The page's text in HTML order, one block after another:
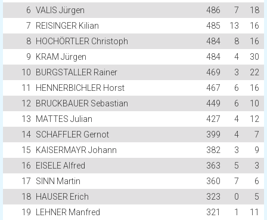
6 VALIS Jürgen 486 7
18
7
REISINGER Kilian 485 13
16
8 HOCHÖRTLER Christoph 484 8
16
9
KRAM Jürgen 484 4
30
10
BURGSTALLER Rainer 469 3
22
11
HENNERBICHLER Horst 467 6
16
12
BRUCKBAUER Sebastian 449 6
10
13
MATTES Julian 427 4
12
14 SCHAFFLER Gernot 399 4
7
15
KAISERMAYR Johann 382 3
9
16
EISELE Alfred 363 5
3
17
SINN Martin 360 7
6
18 HAUSER Erich 323 0
5
19
LEHNER Manfred 321 1 11